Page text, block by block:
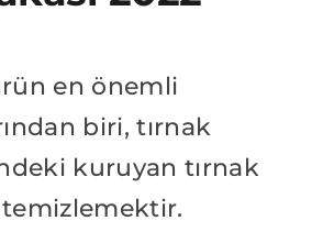
en önemli
biri, tırnak
kuruyan tırnak